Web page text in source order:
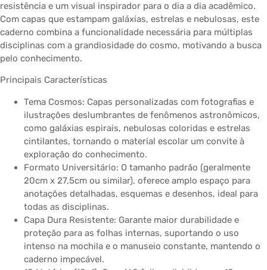
resistência e um visual inspirador para o dia a dia acadêmico.
Com capas que estampam galáxias, estrelas e nebulosas, este
caderno combina a funcionalidade necessária para múltiplas
disciplinas com a grandiosidade do cosmo, motivando a busca
pelo conhecimento.
Principais Características
Tema Cosmos: Capas personalizadas com fotografias e
ilustrações deslumbrantes de fenômenos astronômicos,
como galáxias espirais, nebulosas coloridas e estrelas
cintilantes, tornando o material escolar um convite à
exploração do conhecimento.
Formato Universitário: O tamanho padrão (geralmente
20cm x 27,5cm ou similar), oferece amplo espaço para
anotações detalhadas, esquemas e desenhos, ideal para
todas as disciplinas.
Capa Dura Resistente: Garante maior durabilidade e
proteção para as folhas internas, suportando o uso
intenso na mochila e o manuseio constante, mantendo o
caderno impecável.